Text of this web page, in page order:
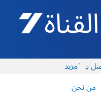
القناة 7 - أروتس شيفع
بنا
من نحن
المزيد